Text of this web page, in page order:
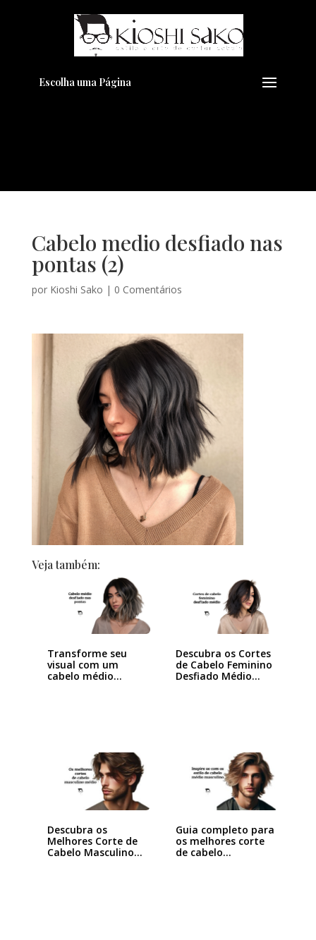
Escolha uma Página
Cabelo medio desfiado nas
pontas (2)
por Kioshi Sako | 0 Comentários
Veja também:
Transforme seu
visual com um
cabelo médio
Descubra os Cortes
de Cabelo Feminino
Desfiado Médio…
Descubra os
Melhores Corte de
Cabelo Masculino
Guia completo para
os melhores corte
de cabelo…
Pensando em transformar seu
Visual??